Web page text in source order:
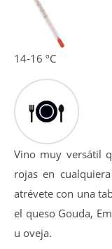
14-16 ºC
Vino muy versátil
rojas en
atrévete con una
el queso Gouda,
u oveja.